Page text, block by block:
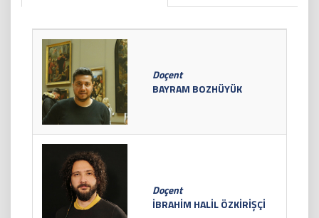
Doçent
BAYRAM BOZHÜYÜK
Doçent
İBRAHİM HALİL ÖZKİRİŞÇİ